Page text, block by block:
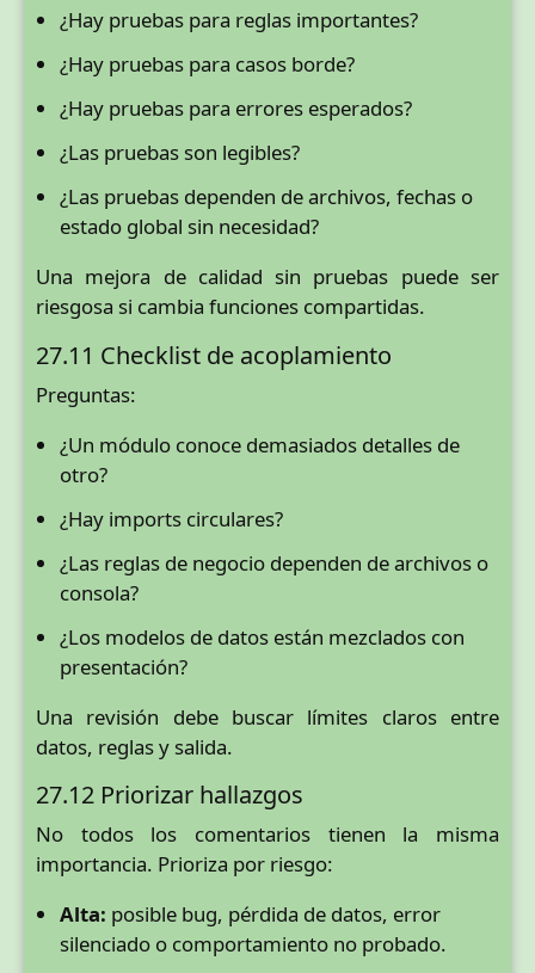
¿Hay pruebas para reglas importantes?
¿Hay pruebas para casos borde?
¿Hay pruebas para errores esperados?
¿Las pruebas son legibles?
¿Las pruebas dependen de archivos, fechas o
estado global sin necesidad?
Una mejora de calidad sin pruebas puede ser
riesgosa si cambia funciones compartidas.
27.11 Checklist de acoplamiento
Preguntas:
¿Un módulo conoce demasiados detalles de
otro?
¿Hay imports circulares?
¿Las reglas de negocio dependen de archivos o
consola?
¿Los modelos de datos están mezclados con
presentación?
Una revisión debe buscar límites claros entre
datos, reglas y salida.
27.12 Priorizar hallazgos
No todos los comentarios tienen la misma
importancia. Prioriza por riesgo:
Alta: posible bug, pérdida de datos, error
silenciado o comportamiento no probado.